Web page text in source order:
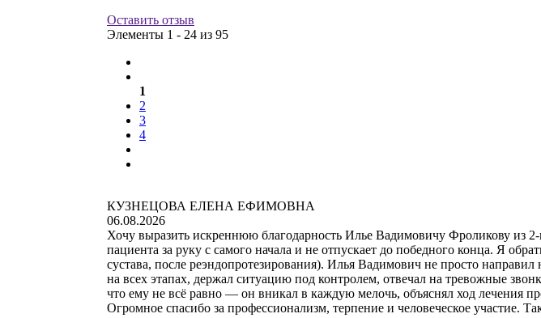
Оставить отзыв
Элементы 1 - 24 из 95
1
2
3
4
КУЗНЕЦОВА ЕЛЕНА ЕФИМОВНА
06.08.2026
Хочу выразить искреннюю благодарность Илье Вадимовичу Фроликову из 2-
пациента за руку с самого начала и не отпускает до победного конца. Я
сустава, после реэндопротезирования). Илья Вадимович не просто
на всех этапах, держал ситуацию под контролем, отвечал на тревожные
что ему не всё равно — он вникал в каждую мелочь, объяснял ход лечения
Огромное спасибо за профессионализм, терпение и человеческое участие.